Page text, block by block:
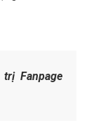
khẩu:
nhất, ảnh hưởng